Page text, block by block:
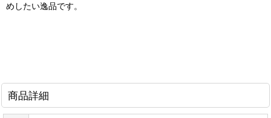
めしたい逸品です。
商品詳細